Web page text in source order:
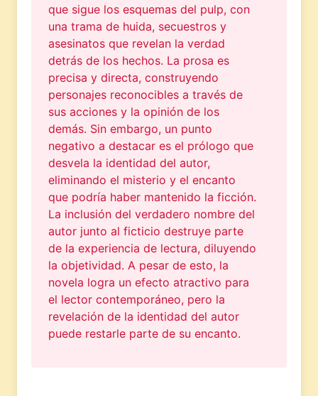
que sigue los esquemas del pulp, con
una trama de huida, secuestros y
asesinatos que revelan la verdad
detrás de los hechos. La prosa es
precisa y directa, construyendo
personajes reconocibles a través de
sus acciones y la opinión de los
demás. Sin embargo, un punto
negativo a destacar es el prólogo que
desvela la identidad del autor,
eliminando el misterio y el encanto
que podría haber mantenido la ficción.
La inclusión del verdadero nombre del
autor junto al ficticio destruye parte
de la experiencia de lectura, diluyendo
la objetividad. A pesar de esto, la
novela logra un efecto atractivo para
el lector contemporáneo, pero la
revelación de la identidad del autor
puede restarle parte de su encanto.